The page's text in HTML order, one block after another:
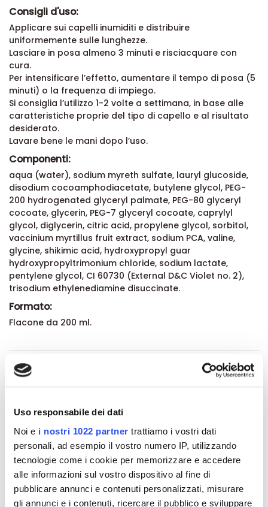
Uso responsabile dei dati
Noi e i nostri 1022 partner trattiamo i vostri dati
personali, ad esempio il vostro numero IP, utilizzando
tecnologie come i cookie per memorizzare e accedere
alle informazioni sul vostro dispositivo al fine di
pubblicare annunci e contenuti personalizzati, misurare
gli annunci e i contenuti, ricercare il pubblico e sviluppare
Consigli d'uso:
Applicare sui capelli inumiditi e distribuire
uniformemente sulle lunghezze.
Lasciare in posa almeno 3 minuti e risciacquare con
cura.
Per intensificare l’effetto, aumentare il tempo di posa (5
minuti) o la frequenza di impiego.
Si consiglia l’utilizzo 1-2 volte a settimana, in base alle
caratteristiche proprie del tipo di capello e al risultato
desiderato.
Lavare bene le mani dopo l’uso.
Componenti:
aqua (water), sodium myreth sulfate, lauryl glucoside,
disodium cocoamphodiacetate, butylene glycol, PEG-
200 hydrogenated glyceryl palmate, PEG-80 glyceryl
cocoate, glycerin, PEG-7 glyceryl cocoate, caprylyl
glycol, diglycerin, citric acid, propylene glycol, sorbitol,
vaccinium myrtillus fruit extract, sodium PCA, valine,
glycine, shikimic acid, hydroxypropyl guar
hydroxypropyltrimonium chloride, sodium lactate,
pentylene glycol, CI 60730 (External D&C Violet no. 2),
trisodium ethylenediamine disuccinate.
Formato:
Flacone da 200 ml.
Dettagli del prodotto
Recensioni